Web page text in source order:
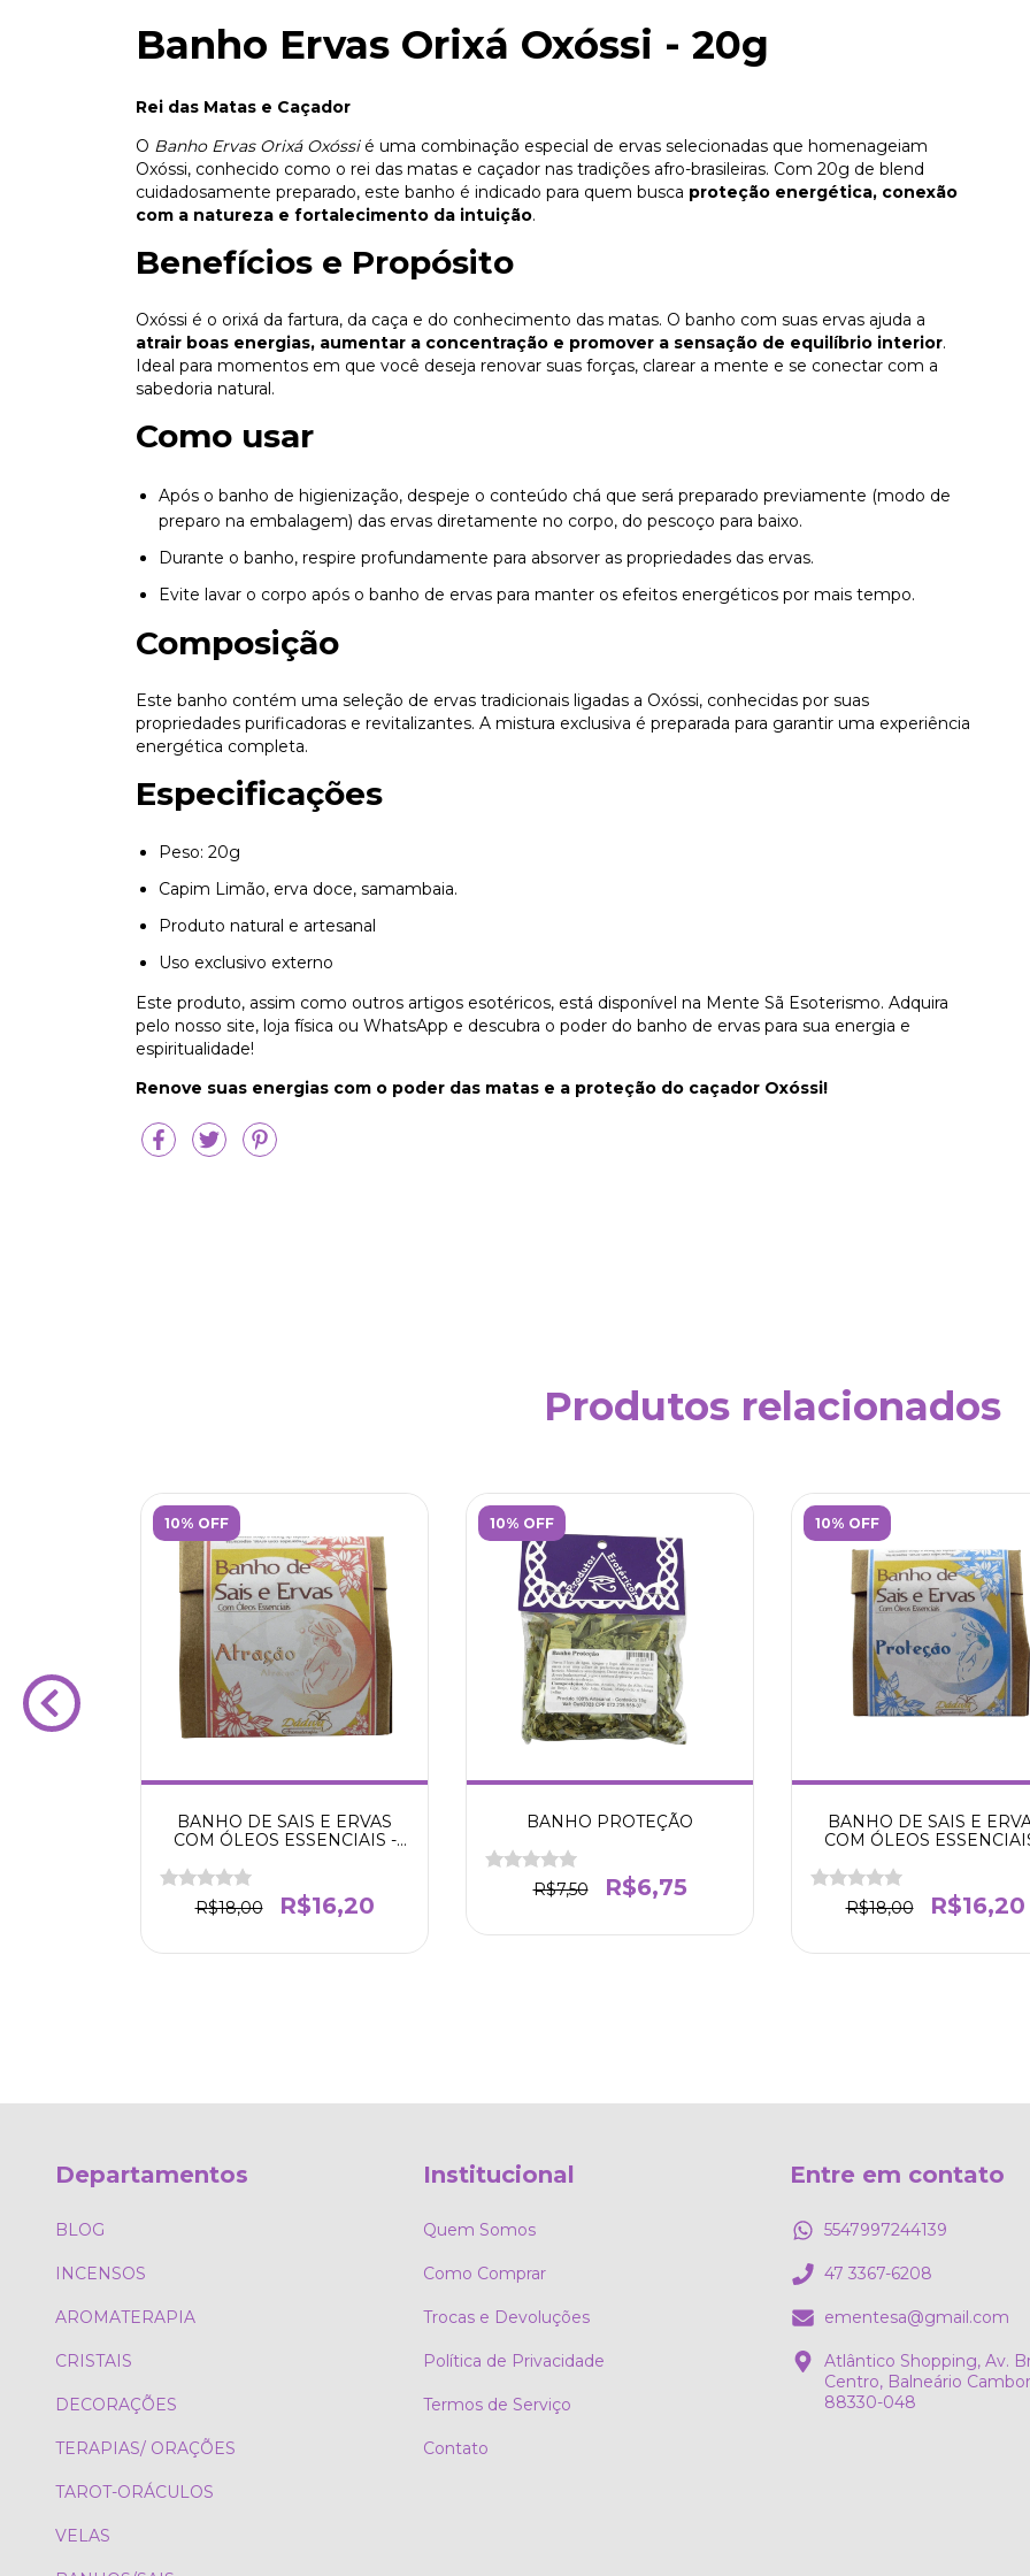
Banho Ervas Orixá Oxóssi - 20g
Rei das Matas e Caçador
O Banho Ervas Orixá Oxóssié uma combinação especial de ervas selecionadas que homenageiam
Oxóssi, conhecido como o rei das matas e caçador nas tradições afro-brasileiras. Com 20g de blend
cuidadosamente preparado, este banho é indicado para quem busca proteção energética, conexão
com a natureza e fortalecimento da intuição.
Benefícios e Propósito
Oxóssi é o orixá da fartura, da caça e do conhecimento das matas. O banho com suas ervas ajuda a
atrair boas energias, aumentar a concentração e promover a sensação de equilíbrio interior.
Ideal para momentos em que você deseja renovar suas forças, clarear a mente e se conectar com a
sabedoria natural.
Como usar
Após o banho de higienização, despeje o conteúdo chá que será preparado previamente (modo de
preparo na embalagem) das ervas diretamente no corpo, do pescoço para baixo.
Durante o banho, respire profundamente para absorver as propriedades das ervas.
Evite lavar o corpo após o banho de ervas para manter os efeitos energéticos por mais tempo.
Composição
Este banho contém uma seleção de ervas tradicionais ligadas a Oxóssi, conhecidas por suas
propriedades purificadoras e revitalizantes. A mistura exclusiva é preparada para garantir uma experiência
energética completa.
Especificações
Peso: 20g
Capim Limão, erva doce, samambaia.
Produto natural e artesanal
Uso exclusivo externo
Este produto, assim como outros artigos esotéricos, está disponível na Mente Sã Esoterismo. Adquira
pelo nosso site, loja física ou WhatsApp e descubra o poder do banho de ervas para sua energia e
espiritualidade!
Renove suas energias com o poder das matas e a proteção do caçador Oxóssi!
Produtos relacionados
10% OFF
BANHO DE SAIS E ERVAS
COM ÓLEOS ESSENCIAIS -
R$18,00 R$16,20
10% OFF
BANHO PROTEÇÃO
R$7,50 R$6,75
10% OFF
BANHO DE SAIS E
COM ÓLEOS
R$18,00 R$16,20
Departamentos
BLOG
INCENSOS
AROMATERAPIA
CRISTAIS
DECORAÇÕES
TERAPIAS/ ORAÇÕES
TAROT-ORÁCULOS
VELAS
Institucional
Quem Somos
Como Comprar
Trocas e Devoluções
Política de Privacidade
Termos de Serviço
Contato
Entre em contato
5547997244139
47 3367-6208
ementesa@gmail.com
Atlântico Shopping, Av.
Centro, Balneário
88330-048